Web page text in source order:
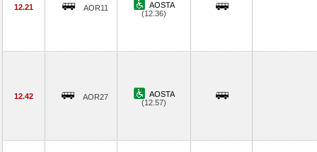
12.21 AOR11
AOSTA
(12.36)
12.42 AOR27
AOSTA
(12.57)